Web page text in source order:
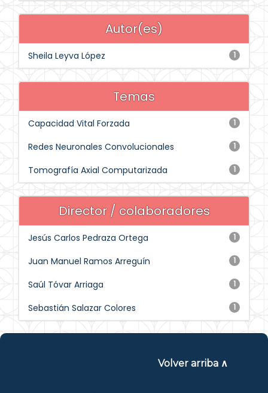
Autor(es)
1
Sheila Leyva López
Temas
1
Capacidad Vital Forzada
1
Redes Neuronales Convolucionales
1
Tomografía Axial Computarizada
Director / colaboradores
1
Jesús Carlos Pedraza Ortega
1
Juan Manuel Ramos Arreguín
1
Saúl Tóvar Arriaga
1
Sebastián Salazar Colores
Volver arriba ∧